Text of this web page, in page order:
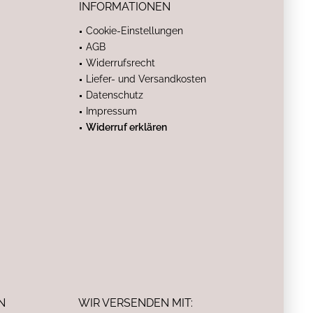
INFORMATIONEN
Cookie-Einstellungen
AGB
Widerrufsrecht
Liefer- und Versandkosten
Datenschutz
Impressum
Widerruf erklären
WIR VERSENDEN MIT: